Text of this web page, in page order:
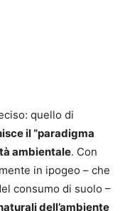
quello di
il “paradigma
ambientale. Con
in ipogeo – che
consumo di suolo –
dell’ambiente